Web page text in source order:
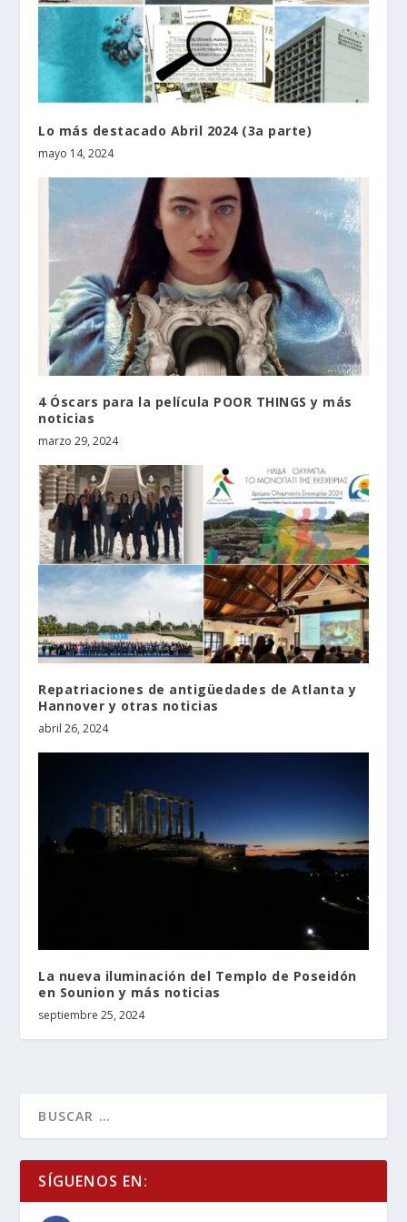
Lo más destacado Abril 2024 (3a parte)
mayo 14, 2024
4 Óscars para la película POOR THINGS y más
noticias
marzo 29, 2024
Repatriaciones de antigüedades de Atlanta y
Hannover y otras noticias
abril 26, 2024
La nueva iluminación del Templo de Poseidón
en Sounion y más noticias
septiembre 25, 2024
SÍGUENOS EN: